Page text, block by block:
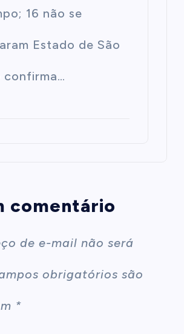
16 não se
Estado de São
confirma…
comentário
de e-mail não será
obrigatórios são
*